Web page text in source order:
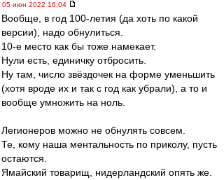
05 июн 2022 16:04
Вообще, в год 100-летия (да хоть по какой
версии), надо обнулиться.
10-е место как бы тоже намекает.
Нули есть, единичку отбросить.
Ну там, число звёздочек на форме уменьшить
(хотя вроде их и так с год как убрали), а то и
вообще умножить на ноль.
Легионеров можно не обнулять совсем.
Те, кому наша ментальность по приколу, пусть
остаются.
Ямайский товарищ, нидерландский опять же.